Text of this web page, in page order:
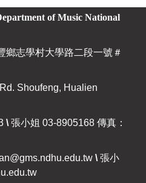
of Music National
鄉志學村大學路二段一號＃
Shoufeng, Hualien
\ 張小姐 03-8905168 傳真：
\ 張小